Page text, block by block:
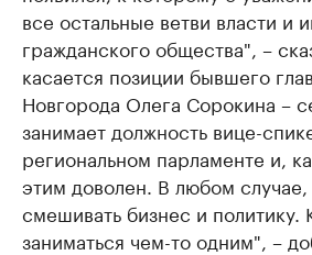
все остальные ветви власти и
гражданского общества", –
касается позиции бывшего
Новгорода Олега Сорокина –
занимает должность вице-
региональном парламенте и,
этим доволен. В любом
смешивать бизнес и
заниматься чем-то одним", –